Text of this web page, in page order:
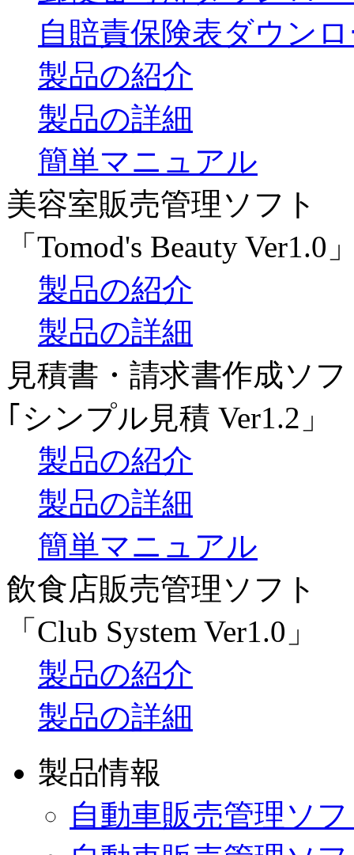
自賠責保険表ダウン
製品の紹介
製品の詳細
簡単マニュアル
美容室販売管理ソフト
「Tomod's Beauty Ver1.0
製品の紹介
製品の詳細
見積書・請求書作成ソ
｢シンプル見積 Ver1.2」
製品の紹介
製品の詳細
簡単マニュアル
飲食店販売管理ソフト
「Club System Ver1.0」
製品の紹介
製品の詳細
製品情報
自動車販売管理ソフ